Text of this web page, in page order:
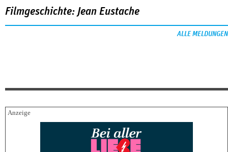
Filmgeschichte: Jean Eustache
ALLE MELDUNGEN